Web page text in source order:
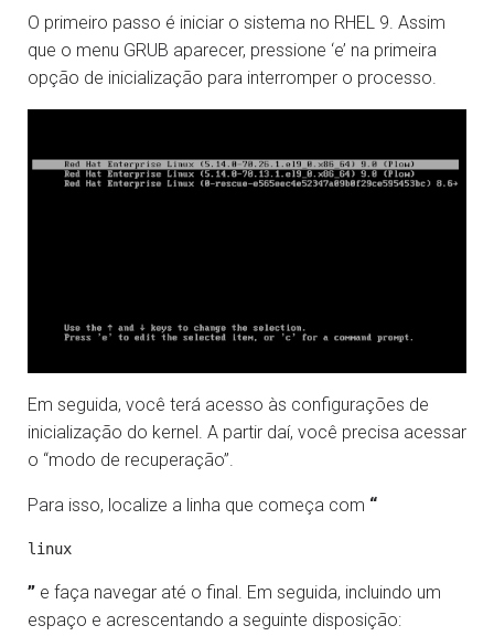
O primeiro passo é iniciar o sistema no RHEL 9. Assim
que o menu GRUB aparecer, pressione ‘e’ na primeira
opção de inicialização para interromper o processo.
Em seguida, você terá acesso às configurações de
inicialização do kernel. A partir daí, você precisa acessar
o “modo de recuperação”.
Para isso, localize a linha que começa com “
” e faça navegar até o final. Em seguida, incluindo um
espaço e acrescentando a seguinte disposição: